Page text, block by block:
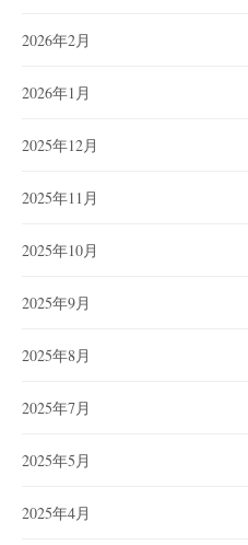
2026年2月
2026年1月
2025年12月
2025年11月
2025年10月
2025年9月
2025年8月
2025年7月
2025年5月
2025年4月